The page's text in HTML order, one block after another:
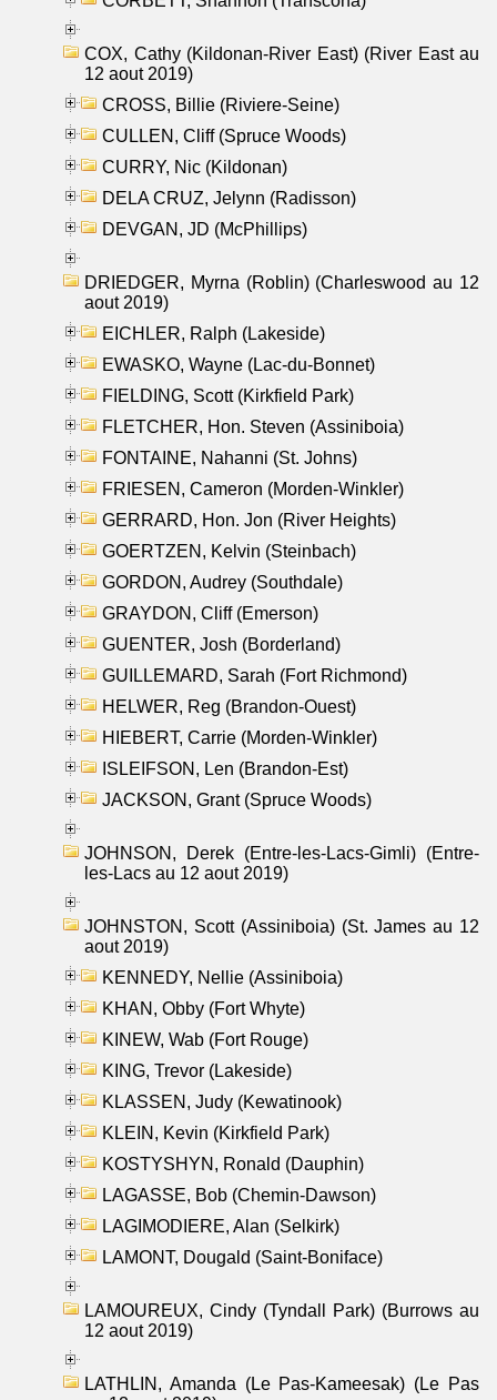
COX, Cathy (Kildonan-River East) (River East au
12 aout 2019)
CROSS, Billie (Riviere-Seine)
CULLEN, Cliff (Spruce Woods)
CURRY, Nic (Kildonan)
DELA CRUZ, Jelynn (Radisson)
DEVGAN, JD (McPhillips)
DRIEDGER, Myrna (Roblin) (Charleswood au 12
aout 2019)
EICHLER, Ralph (Lakeside)
EWASKO, Wayne (Lac-du-Bonnet)
FIELDING, Scott (Kirkfield Park)
FLETCHER, Hon. Steven (Assiniboia)
FONTAINE, Nahanni (St. Johns)
FRIESEN, Cameron (Morden-Winkler)
GERRARD, Hon. Jon (River Heights)
GOERTZEN, Kelvin (Steinbach)
GORDON, Audrey (Southdale)
GRAYDON, Cliff (Emerson)
GUENTER, Josh (Borderland)
GUILLEMARD, Sarah (Fort Richmond)
HELWER, Reg (Brandon-Ouest)
HIEBERT, Carrie (Morden-Winkler)
ISLEIFSON, Len (Brandon-Est)
JACKSON, Grant (Spruce Woods)
JOHNSON, Derek (Entre-les-Lacs-Gimli) (Entre-
les-Lacs au 12 aout 2019)
JOHNSTON, Scott (Assiniboia) (St. James au 12
aout 2019)
KENNEDY, Nellie (Assiniboia)
KHAN, Obby (Fort Whyte)
KINEW, Wab (Fort Rouge)
KING, Trevor (Lakeside)
KLASSEN, Judy (Kewatinook)
KLEIN, Kevin (Kirkfield Park)
KOSTYSHYN, Ronald (Dauphin)
LAGASSE, Bob (Chemin-Dawson)
LAGIMODIERE, Alan (Selkirk)
LAMONT, Dougald (Saint-Boniface)
LAMOUREUX, Cindy (Tyndall Park) (Burrows au
12 aout 2019)
LATHLIN, Amanda (Le Pas-Kameesak) (Le Pas